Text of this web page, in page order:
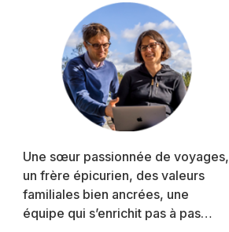
Primary
Sidebar
Une sœur passionnée de voyages,
un frère épicurien, des valeurs
familiales bien ancrées, une
équipe qui s’enrichit pas à pas…